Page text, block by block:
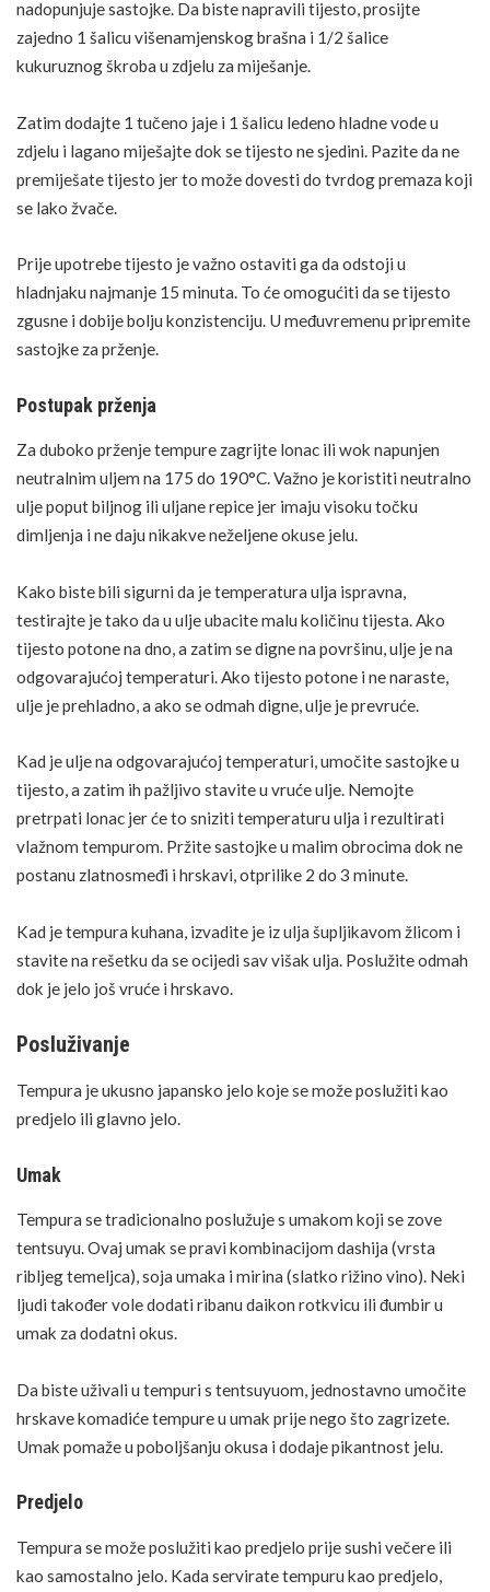
nadopunjuje sastojke. Da biste napravili tijesto, prosijte
zajedno 1 šalicu višenamjenskog brašna i 1/2 šalice
kukuruznog škroba u zdjelu za miješanje.
Zatim dodajte 1 tučeno jaje i 1 šalicu ledeno hladne vode u
zdjelu i lagano miješajte dok se tijesto ne sjedini. Pazite da ne
premiješate tijesto jer to može dovesti do tvrdog premaza koji
se lako žvače.
Prije upotrebe tijesto je važno ostaviti ga da odstoji u
hladnjaku najmanje 15 minuta. To će omogućiti da se tijesto
zgusne i dobije bolju konzistenciju. U međuvremenu pripremite
sastojke za prženje.
Postupak prženja
Za duboko prženje tempure zagrijte lonac ili wok napunjen
neutralnim uljem na 175 do 190°C. Važno je koristiti neutralno
ulje poput biljnog ili uljane repice jer imaju visoku točku
dimljenja i ne daju nikakve neželjene okuse jelu.
Kako biste bili sigurni da jetemperatura ulja ispravna,
testirajte je tako da u ulje ubacite malu količinu tijesta. Ako
tijesto potone na dno, a zatim se digne na površinu, ulje je na
odgovarajućoj temperaturi. Ako tijesto potone i ne naraste,
ulje je prehladno, a ako se odmah digne, ulje je prevruće.
Kad je ulje na odgovarajućoj temperaturi, umočite sastojke u
tijesto, a zatim ih pažljivo stavite u vruće ulje. Nemojte
pretrpati lonac jer će to sniziti temperaturu ulja i rezultirati
vlažnom tempurom. Pržite sastojke u malim obrocima dok ne
postanu zlatnosmeđi i hrskavi, otprilike 2 do 3 minute.
Kad je tempura kuhana, izvadite je iz ulja šupljikavom žlicom i
stavite na rešetku da se ocijedi sav višak ulja. Poslužite odmah
dok je jelo još vruće i hrskavo.
Posluživanje
Tempura je ukusno japansko jelo koje se može poslužiti kao
predjelo ili glavno jelo.
Umak
Tempura se tradicionalno poslužuje s umakom koji se zove
tentsuyu. Ovaj umak se pravi kombinacijom dashija (vrsta
ribljeg temeljca), soja umaka i mirina (slatko rižino vino). Neki
ljudi također vole dodati ribanu daikon rotkvicu ili đumbir u
umak za dodatni okus.
Da biste uživali u tempuri s tentsuyuom, jednostavno umočite
hrskave komadiće tempure u umak prije nego što zagrizete.
Umak pomaže u poboljšanju okusa i dodaje pikantnost jelu.
Predjelo
Tempura se može poslužiti kao predjelo prije sushi večere ili
kao samostalno jelo. Kada servirate tempuru kao predjelo,